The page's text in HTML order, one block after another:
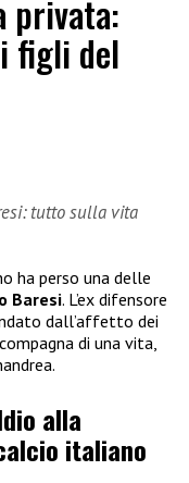
privata:
figli del
tutto sulla vita
ha perso una delle
Baresi. L’ex difensore
dall’affetto dei
di una vita,
alla
italiano